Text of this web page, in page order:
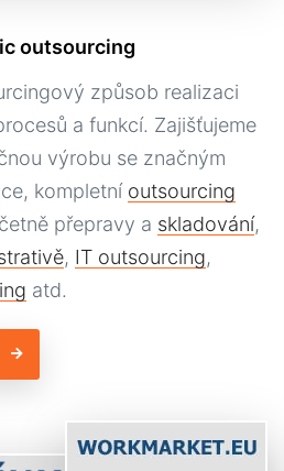
outsourcing
způsob realizaci
a funkcí. Zajišťujeme
výrobu se značným
kompletní outsourcing
přepravy a skladování,
, IT outsourcing,
atd.